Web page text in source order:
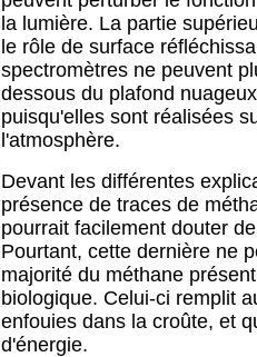
la lumière. La partie
le rôle de surface
spectromètres ne peuvent
dessous du plafond
puisqu'elles sont réalisées
l'atmosphère.
Devant les différentes
présence de traces de
pourrait facilement douter
Pourtant, cette dernière ne
majorité du méthane
biologique. Celui-ci remplit
enfouies dans la croûte, et
d'énergie.